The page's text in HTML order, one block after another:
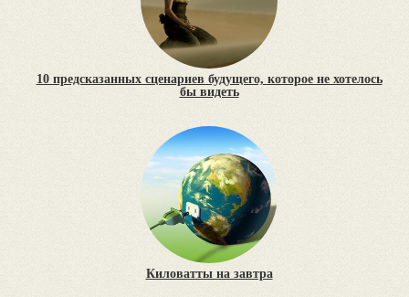
10 предсказанных сценариев будущего, которое не хотелось
бы видеть
Киловатты на завтра